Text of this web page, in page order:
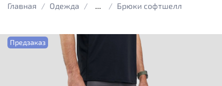
Главная Одежда Брюки софтшелл
Предзаказ